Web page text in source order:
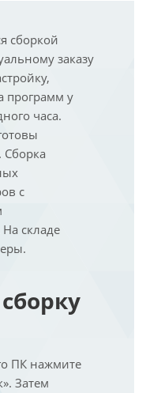
сборкой
заказу
программ у
часа.
с
На складе
ПК нажмите
Затем